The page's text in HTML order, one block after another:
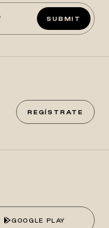
SUBMIT
REGÍSTRATE
GOOGLE PLAY